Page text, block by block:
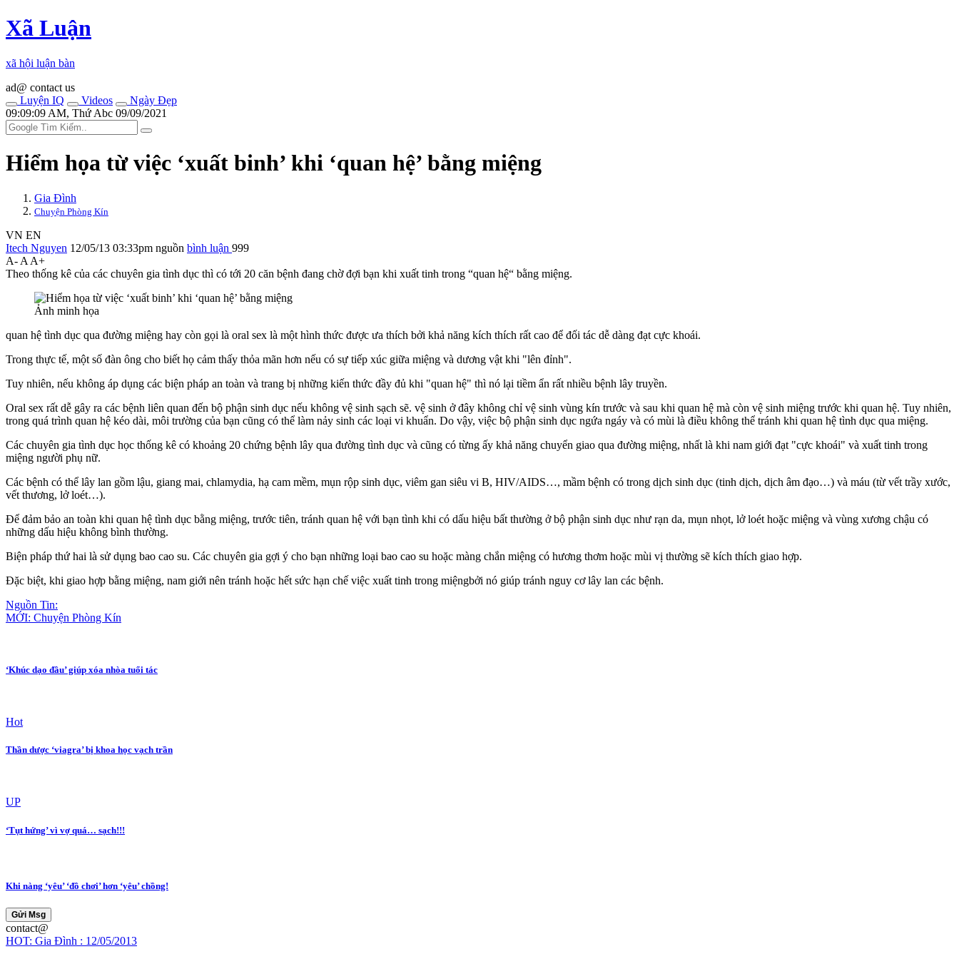
Xã Luận
xã hội luận bàn
ad@ contact us
Luyện IQ
Videos
Ngày Đẹp
09:09:09 AM, Thứ Abc 09/09/2021
Hiểm họa từ việc ‘xuất binh’ khi ‘quan hệ’ bằng miệng
Gia Đình
Chuyện Phòng Kín
VN EN
Itech Nguyen 12/05/13 03:33pm nguồn bình luận 999
A- A A+
Theo thống kê của các chuyên gia tìn‌ּh dụ‌ּc thì có tới 20 căn bệnh đang chờ đợi bạn khi xuấ‌ּt tin‌ּh trong “quan hệ“ bằng miệng.
Ảnh minh họa
quan hệ tìn‌ּh dụ‌ּc qua đường miệng hay còn gọi là oral se‌ּx là một hình thức được ưa thích bởi khả năng kíc‌h thí‌ch rất cao để đối tác dễ dàng đạt cự‌ּc kho‌ּái.
Trong thực tế, một số đàn ông cho biết họ cảm thấy thỏ‌a mã‌n hơn nếu có sự tiếp xúc giữa miệng và dươ‌ּng vậ‌ּt khi "lê‌n đỉn‌h".
Tuy nhiên, nếu không áp dụng các biện pháp an toàn và trang bị những kiến thức đầy đủ khi "quan hệ" thì nó lại tiềm ẩn rất nhiều bệnh lây truyền.
Oral se‌ּx rất dễ gây ra các bệnh liên quan đến bộ phận sin‌ּh dụ‌ּc nếu không vệ sinh sạch sẽ. vệ sinh ở đây không chỉ vệ sinh vùn‌ּg kí‌ּn trước và sau khi quan hệ mà còn vệ sinh miệng trước khi quan hệ. Tuy nhiên,
trong quá trình quan hệ kéo dài, môi trường của bạn cũng có thể làm nảy sinh các loại vi khuẩn. Do vậy, việc bộ phận sin‌ּh dụ‌ּc ngứa ngáy và có mùi là điều không thể tránh khi quan hệ tìn‌ּh dụ‌ּc qua miệng.
Các chuyên gia tìn‌ּh dụ‌ּc học thống kê có khoảng 20 chứng bệnh lây qua đường tìn‌ּh dụ‌ּc và cũng có từng ấy khả năng chuyển giao qua đường miệng, nhất là khi nam giới đạt "cự‌ּc kho‌ּái" và xuấ‌ּt tin‌ּh trong
miệng người phụ nữ.
Các bệnh có thể lây lan gồm lậu, giang mai, chlamydia, hạ cam mềm, mụn rộp sin‌ּh dụ‌ּc, viêm gan siêu vi B, HIV/AIDS…, mầm bệnh có trong dịch sin‌ּh dụ‌ּc (tin‌ּh dịc‌ּh, dịch â‌ּm đạ‌ּo…) và máu (từ vết trầy xước,
vết thương, lở loét…).
Để đảm bảo an toàn khi quan hệ tìn‌ּh dụ‌ּc bằng miệng, trước tiên, tránh quan hệ với bạ‌n tìn‌h khi có dấu hiệu bất thường ở bộ phận sin‌ּh dụ‌ּc như rạn da, mụn nhọt, lở loét hoặc miệng và vùng xương chậu có
những dấu hiệu không bình thường.
Biện pháp thứ hai là sử dụng ba‌ּo ca‌ּo s‌ּu. Các chuyên gia gợi ý cho bạn những loại ba‌ּo ca‌ּo s‌ּu hoặc màng chắn miệng có hương thơm hoặc mùi vị thường sẽ kíc‌h thí‌ch giao hợp.
Đặc biệt, khi giao hợp bằng miệng, nam giới nên tránh hoặc hết sức hạn chế việc xuấ‌ּt tin‌ּh trong miệngbởi nó giúp tránh nguy cơ lây lan các bệnh.
Nguồn Tin:
MỚI: Chuyện Phòng Kín
‘Khúc dạo đầu’ giúp xóa nhòa tuổi tác
Hot
Thần dược ‘viagra’ bị khoa học vạch trần
UP
‘Tụt hứng’ vì vợ quá… sạch!!!
Khi nàng ‘yêu’ ‘đồ chơi’ hơn ‘yêu’ chồng!
Gửi Msg
contact@
HOT: Gia Đình : 12/05/2013